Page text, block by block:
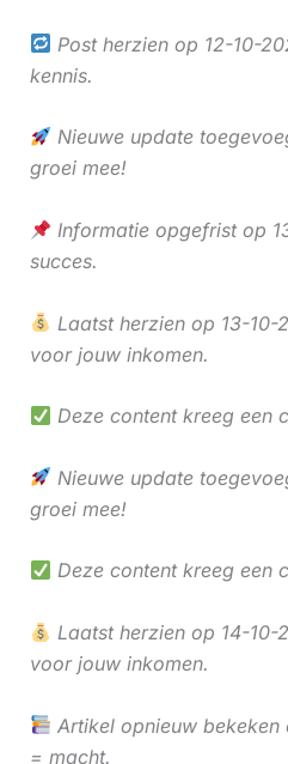
Post herzien op 12-10-
kennis.
Nieuwe update
groei mee!
Informatie opgefrist op
succes.
Laatst herzien op 13-10-
voor jouw inkomen.
Deze content kreeg een
Nieuwe update
groei mee!
Deze content kreeg een
Laatst herzien op 14-10-
voor jouw inkomen.
Artikel opnieuw bekeken
= macht.